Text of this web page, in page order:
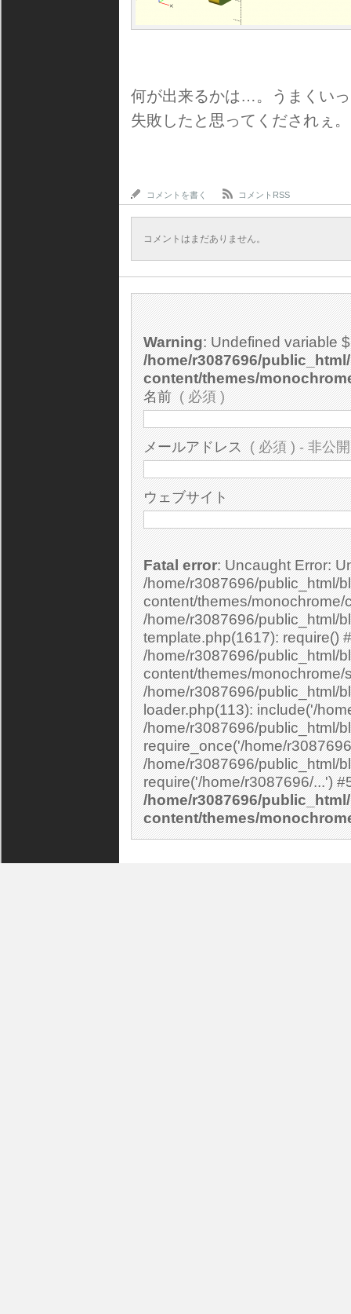
何が出来るかは…。うまくい
失敗したと思ってくだされぇ。
コメントを書く コメントRSS
コメントはまだありません。
Warning : Undefined variable
/home/r3087696/
content/themes/
名前 ( 必須 )
メールアドレス ( 必須 ) - 非公
ウェブサイト
Fatal error: Uncaught Error: Undefined constant "cs_print_smilies" in
/home/r3087696/public_html/
content/themes/
/home/r3087696/public_html/
template.php(1617): require()
/home/r3087696/public_html/
content/themes/
/home/r3087696/public_html/
loader.php(113): include('/
/home/r3087696/public_html/
require_once('/home/
/home/r3087696/public_html/
/home/r3087696/
content/themes/